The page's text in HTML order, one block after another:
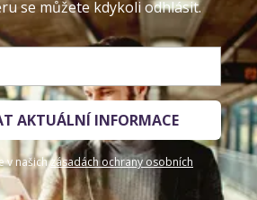
se můžete kdykoli odhlásit.
AKTUÁLNÍ INFORMACE
v našichzásadách ochrany osobních